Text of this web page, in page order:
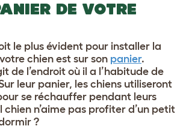
DE VOTRE
le plus évident pour installer la
chien est sur son panier.
de l’endroit où il a l’habitude de
leur panier, les chiens utiliseront
se réchauffer pendant leurs
chien n’aime pas profiter d’un petit
?